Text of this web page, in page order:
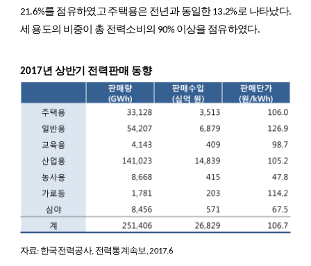
21.6%를 점유하였고 주택용은 전년과 동일한 13.2%로 나타났다.
세 용도의 비중이 총 전력소비의 90% 이상을 점유하였다.
2017년 상반기 전력판매 동향
자료: 한국전력공사, 전력통계속보, 2017.6